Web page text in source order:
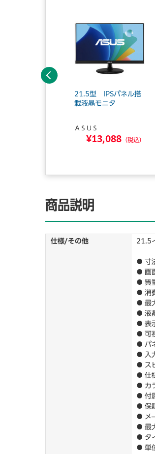
21.5型 IPSパネル搭
載液晶モニタ
ＡＳＵＳ
¥13,088 （税込）
前へ
商品説明
仕様/その他 21.5
● 寸
● 画
● 質
● 消
● 最
● 液
● 表
● 可
● パ
● 入
● ス
● 仕
● カ
● 付
● 保
● メ
● 最
● タ
● 単